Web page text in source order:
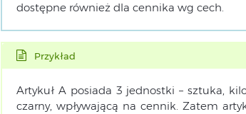
dostępne również dla cennika wg cech.
Przykład
Artykuł A posiada 3 jednostki – sztuka,
czarny, wpływającą na cennik. Zatem